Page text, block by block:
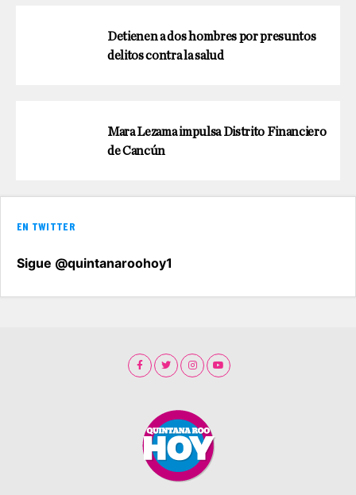
Detienen a dos hombres por presuntos
delitos contra la salud
Mara Lezama impulsa Distrito Financiero
de Cancún
EN TWITTER
Sigue @quintanaroohoy1